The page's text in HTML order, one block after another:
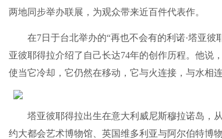
两地同步举办联展，为观众带来近百件代表作。
在7日于台北举办的“再也不会有的利诺·塔亚彼
亚彼耶得拉介绍了自己长达74年的创作历程。他说
使当它冷却，它仍然在移动，它与火连接，与水相
塔亚彼耶得拉出生在意大利威尼斯穆拉诺岛，从
约大都会艺术博物馆、英国维多利亚与阿尔伯特博